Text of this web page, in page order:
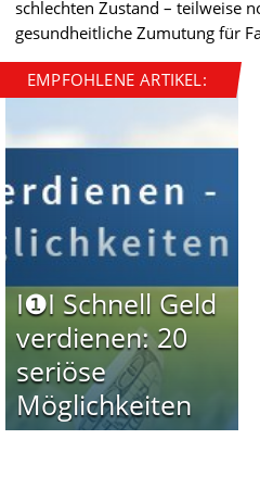
schlechten Zustand – teilweise
gesundheitliche Zumutung für
EMPFOHLENE ARTIKEL:
I❶I Schnell Geld
verdienen: 20
seriöse
Möglichkeiten